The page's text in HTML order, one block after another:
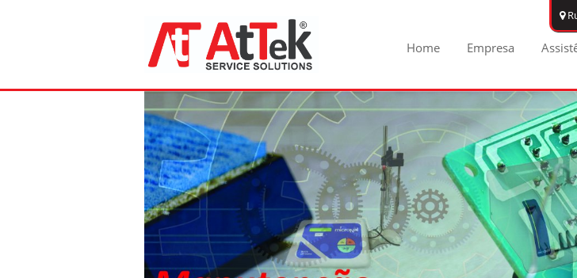
Home Empresa